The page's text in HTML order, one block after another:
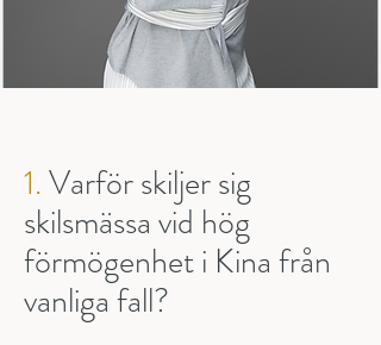
1.Varför skiljer sig
skilsmässa vid hög
förmögenhet i Kina från
vanliga fall?